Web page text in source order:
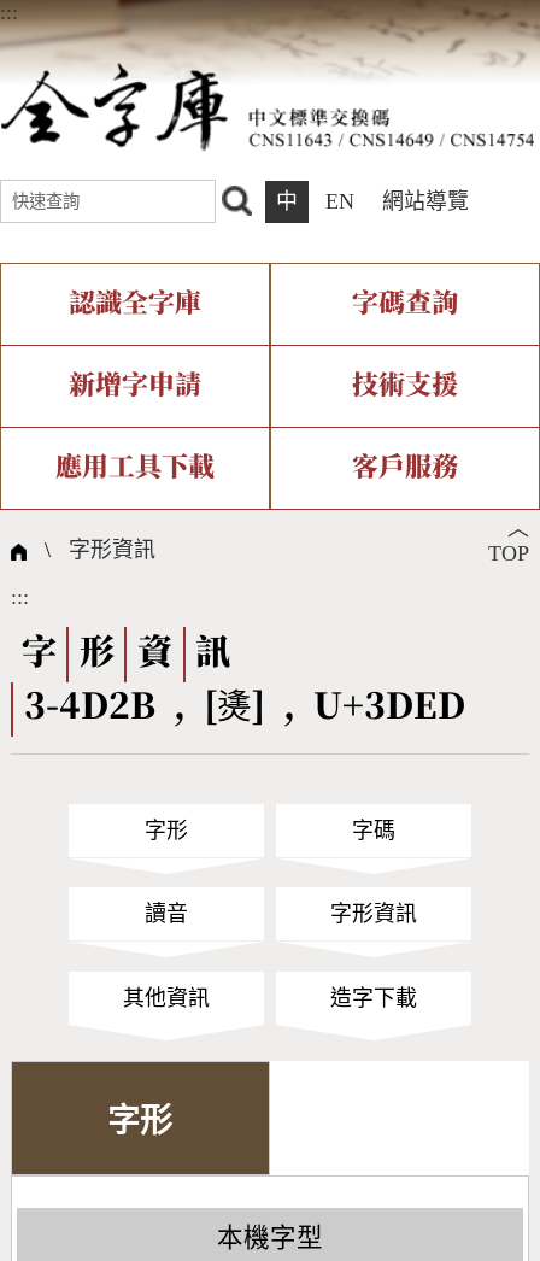
:::
中 EN 網站導覽
認識全字庫
全字庫介紹 全字庫現況
中文碼介紹 專有名詞介紹
國際字碼相關組織
字碼查詢
IDS查詢 部件查詢
複合查詢 注音查詢
筆畫查詢
筆順序查詢
CNS查詢 Unicode查詢
新增字申請
新字申請處理流程
技術支援
字形即時顯示 造字解決方案
全字庫授權 轉碼Web Service
應用工具下載
個人電腦造字處理工具
字形下載
客戶服務
問題集
熱門查詢統計
︿
TOP
\ 字形資訊
:::
字 形 資
訊
3-4D2B , [㷭] , U+3DED
字形 字碼
讀音 字形資訊
其他資訊 造字下載
字形
本機字型